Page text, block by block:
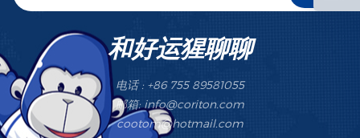
和好运猩聊聊
电话 : +86 755 89581055
邮箱: info@coriton.com
cootom@hotmail.com